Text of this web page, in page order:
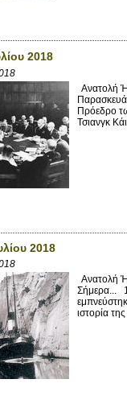
2018
Ανατολή
Πρόεδρο
Τσιανγκ
2018
Ανατολή
Σήμερα...
ιστορία